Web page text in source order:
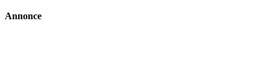
Annonce